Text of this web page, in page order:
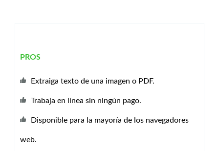
PROS
Extraiga texto de una imagen o PDF.
Trabaja en línea sin ningún pago.
Disponible para la mayoría de los navegadores
web.